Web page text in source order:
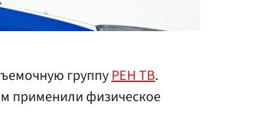
группуРЕН ТВ.
применили физическое